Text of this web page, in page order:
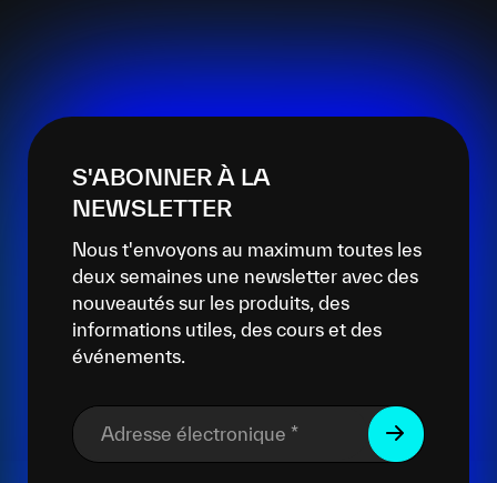
S'ABONNER À LA
NEWSLETTER
Nous t'envoyons au maximum toutes les
deux semaines une newsletter avec des
nouveautés sur les produits, des
informations utiles, des cours et des
événements.
Adresse électronique *